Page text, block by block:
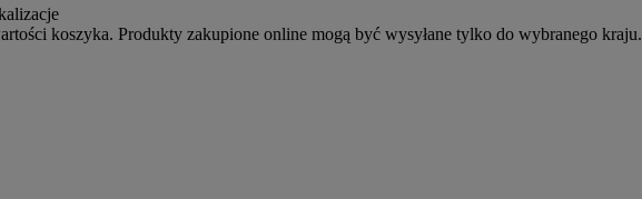
koszyka. Produkty zakupione online mogą być wysyłane tylko do wybranego kraju.